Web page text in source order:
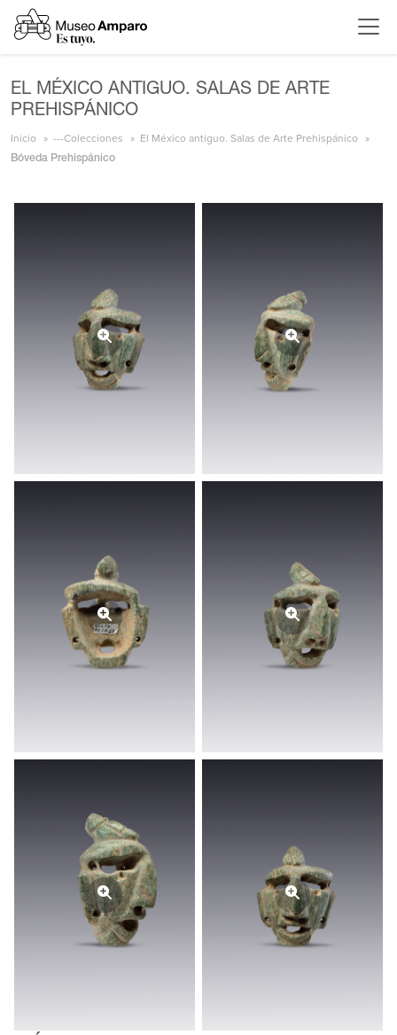
EL MÉXICO ANTIGUO. SALAS DE ARTE
PREHISPÁNICO
Inicio ---Colecciones El México antiguo. Salas de Arte Prehispánico
Bóveda Prehispánico